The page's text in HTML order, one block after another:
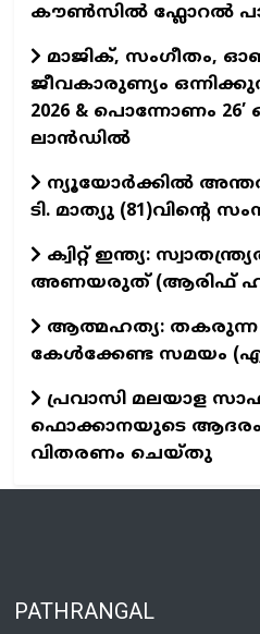
കൗൺസിൽ ഫ്ലോറൽ
മാജിക്, സംഗീതം,
ജീവകാരുണ്യം
2026 & പൊന്നോണം 26’
ലാന്‍ഡില്‍
ന്യൂയോര്‍ക്കില്‍
ടി. മാത്യു (81)വിന്റെ
ക്വിറ്റ് ഇന്ത്യ:
അണയരുത് (ആരിഫ്
ആത്മഹത്യ: തകരുന്ന
കേൾക്കേണ്ട സമയം
പ്രവാസി മലയാള
ഫൊക്കാനയുടെ
വിതരണം ചെയ്തു
PATHRANGAL